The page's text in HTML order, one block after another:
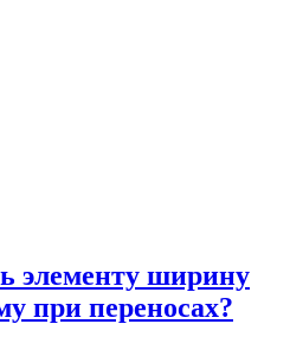
элементу ширину
при переносах?